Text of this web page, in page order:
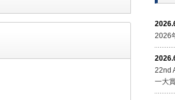
2026
22nd
一大